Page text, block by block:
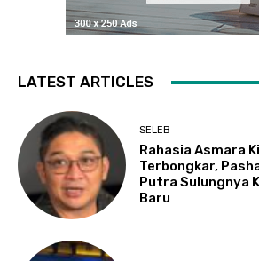
LATEST ARTICLES
SELEB
Rahasia Asmara
Terbongkar,
Putra Sulungnya
Baru